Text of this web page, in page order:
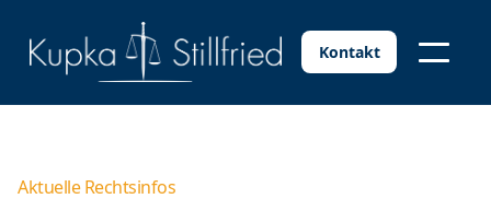
Kontakt
Aktuelle Rechtsinfos